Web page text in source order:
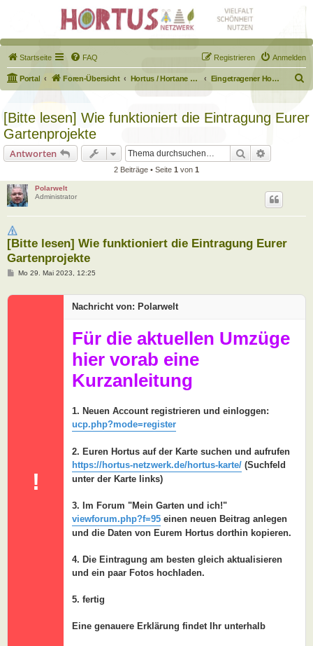
Startseite FAQ Anmelden
Registrieren
Portal Foren-Übersicht Hortus / Hortane Habitate / Garten auf dem Weg Eingetragener Hortus - Mein Hortus und ich!
u
[Bitte lesen] Wie funktioniert die Eintragung Eurer
Gartenprojekte
Antworten Suche
2 Beiträge • Seite 1 von 1
Polarwelt
Administrator
[Bitte lesen] Wie funktioniert die Eintragung Eurer
Gartenprojekte
B
t
Mo 29. Mai 2023, 12:25
!
Nachricht von: Polarwelt
Für die aktuellen Umzüge
hier vorab eine
Kurzanleitung
1. Neuen Account registrieren und einloggen:
ucp.php?mode=register
2. Euren Hortus auf der Karte suchen und aufrufen
https://hortus-netzwerk.de/hortus-karte/ (Suchfeld
unter der Karte links)
3. Im Forum "Mein Garten und ich!"
viewforum.php?f=95 einen neuen Beitrag anlegen
und die Daten von Eurem Hortus dorthin kopieren.
4. Die Eintragung am besten gleich aktualisieren
und ein paar Fotos hochladen.
5. fertig
Eine genauere Erklärung findet Ihr unterhalb